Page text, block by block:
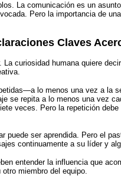
La comunicación es un
Pero la importancia de
Claves
curiosidad humana quiere
lo menos una vez a la
se repita a lo menos una vez
veces. Pero la repetición
puede ser aprendida. Pero el
continuamente a su líder y
entender la influencia que
miembro del equipo.